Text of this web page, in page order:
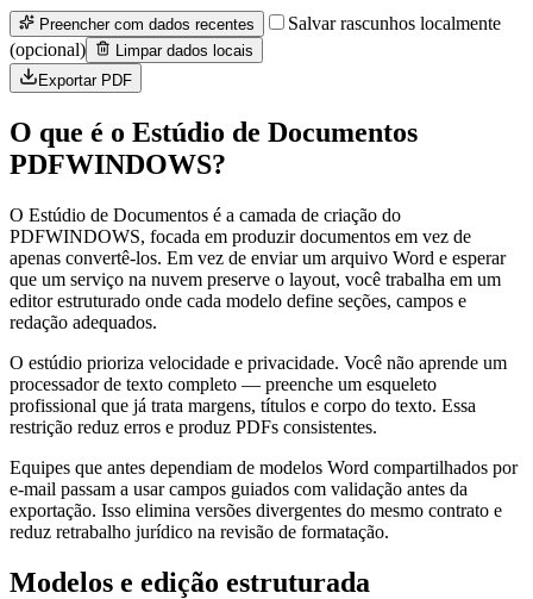
Preencher com dados recentes
Salvar rascunhos localmente
(opcional)
Limpar dados locais
Exportar PDF
O que é o Estúdio de Documentos
PDFWINDOWS?
O Estúdio de Documentos é a camada de criação do
PDFWINDOWS, focada em produzir documentos em vez de
apenas convertê-los. Em vez de enviar um arquivo Word e esperar
que um serviço na nuvem preserve o layout, você trabalha em um
editor estruturado onde cada modelo define seções, campos e
redação adequados.
O estúdio prioriza velocidade e privacidade. Você não aprende um
processador de texto completo — preenche um esqueleto
profissional que já trata margens, títulos e corpo do texto. Essa
restrição reduz erros e produz PDFs consistentes.
Equipes que antes dependiam de modelos Word compartilhados por
e-mail passam a usar campos guiados com validação antes da
exportação. Isso elimina versões divergentes do mesmo contrato e
reduz retrabalho jurídico na revisão de formatação.
Modelos e edição estruturada